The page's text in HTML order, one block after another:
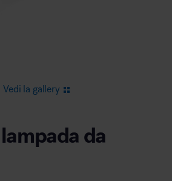
Vedi la gallery
da